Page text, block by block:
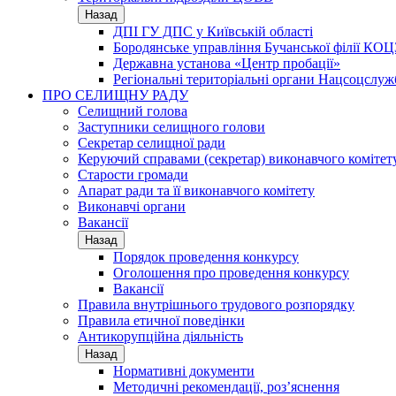
Назад
ДПІ ГУ ДПС у Київській області
Бородянське управління Бучанської філії
Державна установа «Центр пробації»
Регіональні територіальні органи
ПРО СЕЛИЩНУ РАДУ
Селищний голова
Заступники селищного голови
Секретар селищної ради
Керуючий справами (секретар) виконавчого
Старости громади
Апарат ради та її виконавчого комітету
Виконавчі органи
Вакансії
Назад
Порядок проведення конкурсу
Оголошення про проведення конкурсу
Вакансії
Правила внутрішнього трудового розпорядку
Правила етичної поведінки
Антикорупційна діяльність
Назад
Нормативні документи
Методичні рекомендації, роз’яснення